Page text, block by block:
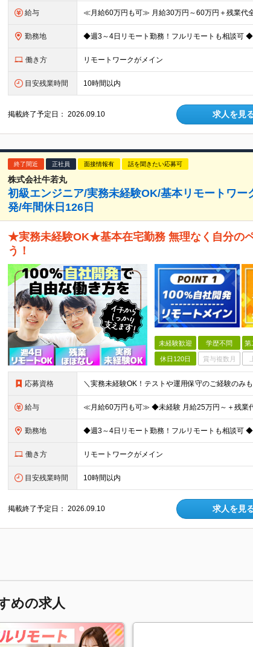
給与
勤務地
働き方 リモートワークがメイン
目安残業時間 10時間以内
掲載終了予定日：2026.09.10 求人を見
終了間近 正社員 面接情報有 話を聞きたい応募可
株式会社牛若丸
初級エンジニア/実務未経験OK/基本リモートワー
発/年間休日126日
★実務未経験OK★基本在宅勤務 無理なく自分の
う！
未経験歓迎 学歴不問 第
休日120日 賞与複数月
応募資格
給与
勤務地
働き方 リモートワークがメイン
目安残業時間 10時間以内
掲載終了予定日：2026.09.10 求人を見
めの求人